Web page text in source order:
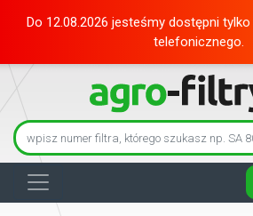
Do 12.08.2026 jesteśmy dostępni
telefonicznego.